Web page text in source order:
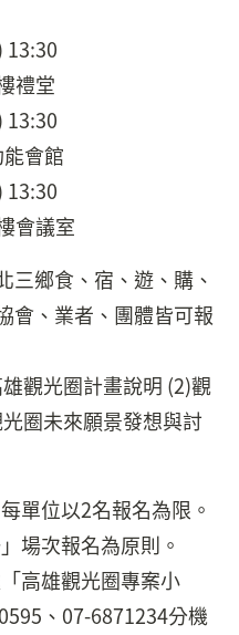
13:30
禮堂
13:30
會館
13:30
會議室
三鄉食、宿、遊、購、
會、業者、團體皆可報
觀光圈計畫說明 (2)觀
圈未來願景發想與討
單位以2名報名為限。
場次報名為原則。
高雄觀光圈專案小
、07-6871234分機